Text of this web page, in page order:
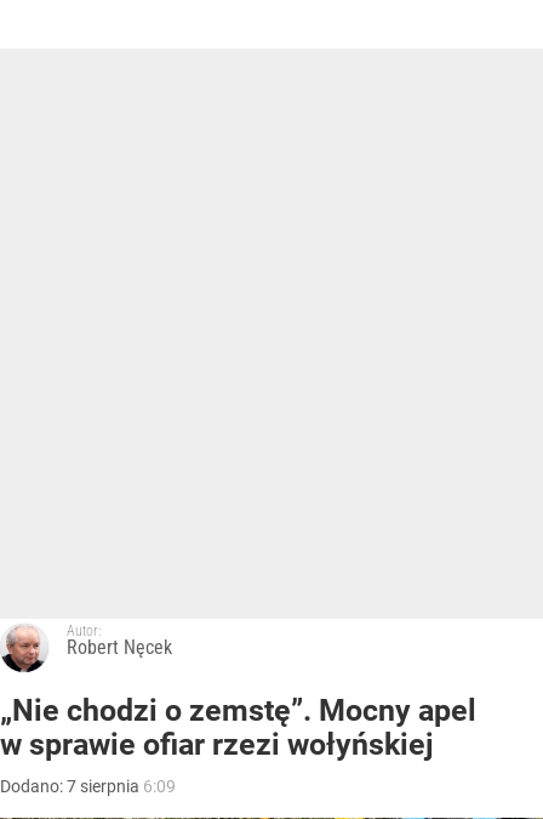
Autor:
Robert Nęcek
„Nie chodzi o zemstę”. Mocny apel
w sprawie ofiar rzezi wołyńskiej
Dodano:7 sierpnia 6:09